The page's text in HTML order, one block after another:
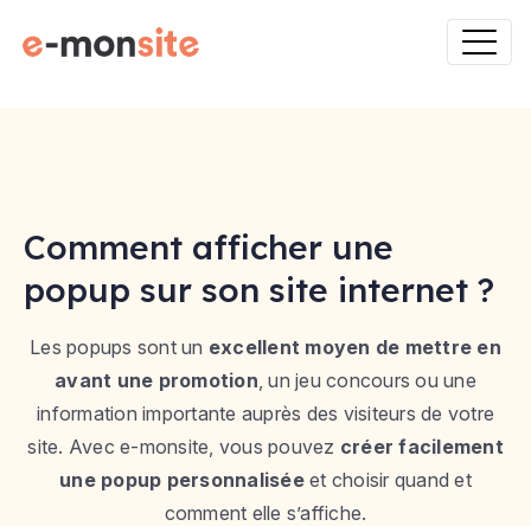
Comment afficher une
popup sur son site internet ?
Les popups sont un excellent moyen de mettre en
avant une promotion , un jeu concours ou une
information importante auprès des visiteurs de votre
site. Avec e-monsite, vous pouvez créer facilement
une popup personnaliséeet choisir quand et
comment elle s’affiche.